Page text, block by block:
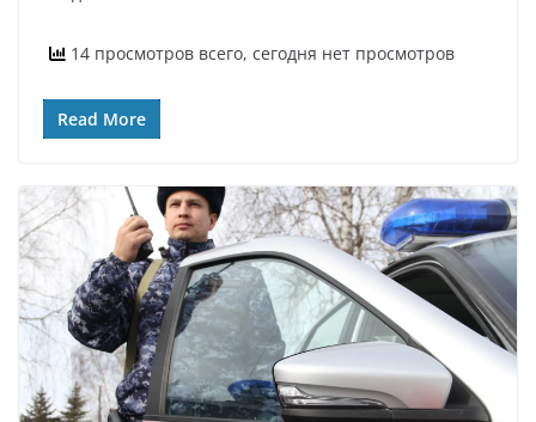
14 просмотров всего, сегодня нет просмотров
Read More